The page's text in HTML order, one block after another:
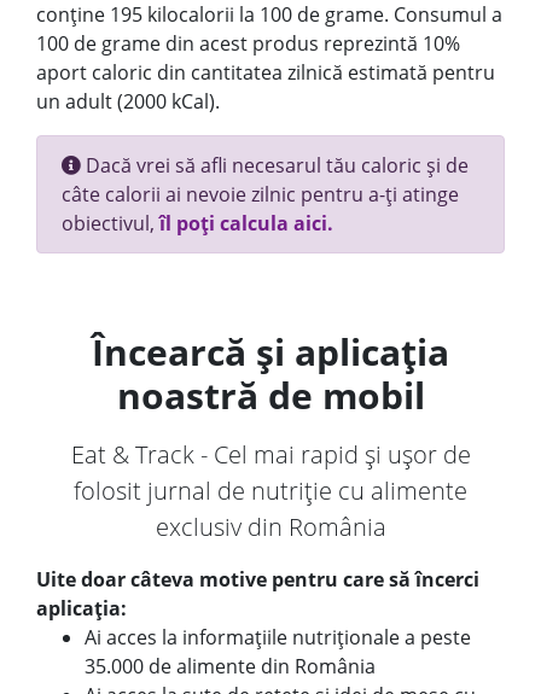
conține 195 kilocalorii la 100 de grame. Consumul a
100 de grame din acest produs reprezintă 10%
aport caloric din cantitatea zilnică estimată pentru
un adult (2000 kCal).
Dacă vrei să afli necesarul tău caloric și de
câte calorii ai nevoie zilnic pentru a-ți atinge
obiectivul,îl poți calcula aici.
Încearcă și aplicația
noastră de mobil
Eat & Track - Cel mai rapid și ușor de
folosit jurnal de nutriție cu alimente
exclusiv din România
Uite doar câteva motive pentru care să încerci
aplicația:
Ai acces la informațiile nutriționale a peste
35.000 de alimente din România